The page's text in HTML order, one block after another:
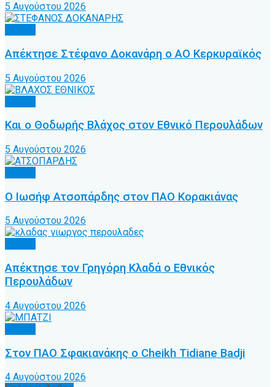
5 Αυγούστου 2026
Απέκτησε Στέφανο Δοκανάρη ο ΑΟ Κερκυραϊκός
5 Αυγούστου 2026
Και ο Θοδωρής Βλάχος στον Εθνικό Περουλάδων
5 Αυγούστου 2026
Ο Ιωσήφ Ατσοπάρδης στον ΠΑΟ Κορακιάνας
5 Αυγούστου 2026
Απέκτησε τον Γρηγόρη Κλαδά ο Εθνικός
Περουλάδων
4 Αυγούστου 2026
Στον ΠΑΟ Σφακιανάκης ο Cheikh Tidiane Badji
4 Αυγούστου 2026